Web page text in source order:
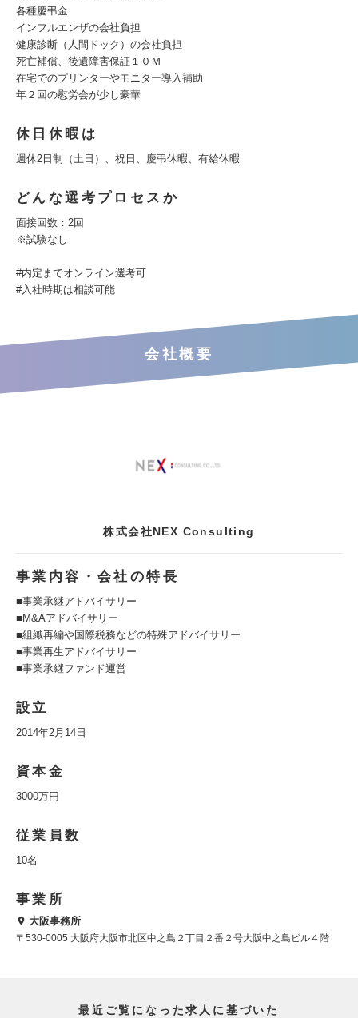
各種慶弔金
インフルエンザの会社負担
健康診断（人間ドック）の会社負担
死亡補償、後遺障害保証１０Ｍ
在宅でのプリンターやモニター導入補助
年２回の慰労会が少し豪華
休日休暇は
週休2日制（土日）、祝日、慶弔休暇、有給休暇
どんな選考プロセスか
面接回数：2回
※試験なし
#内定までオンライン選考可
#入社時期は相談可能
会社概要
株式会社NEX Consulting
事業内容・会社の特長
■事業承継アドバイサリー
■M&Aアドバイサリー
■組織再編や国際税務などの特殊アドバイサリー
■事業再生アドバイサリー
■事業承継ファンド運営
設立
2014年2月14日
資本金
3000万円
従業員数
10名
事業所
大阪事務所
〒530-0005 大阪府大阪市北区中之島２丁目２番２号大阪中之島ビル４階
最近ご覧になった求人に基づいた